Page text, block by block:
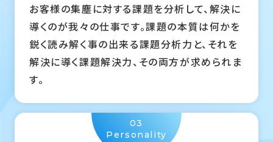
お客様の集塵に対する課題を分析して、解決に
導くのが我々の仕事です。課題の本質は何かを
鋭く読み解く事の出来る課題分析力と、それを
解決に導く課題解決力、その両方が求められま
す。
03
Personality